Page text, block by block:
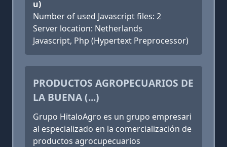
u)
Number of used Javascript files: 2
Server location: Netherlands
Javascript, Php (Hypertext Preprocessor)
PRODUCTOS AGROPECUARIOS DE
LA BUENA (...)
Grupo HitaloAgro es un grupo empresari
al especializado en la comercialización de
productos agrocupecuarios